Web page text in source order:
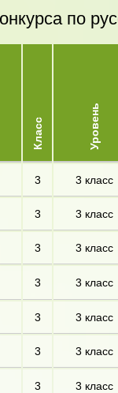
по
Класс Уровень
3 3 класс
3 3 класс
3 3 класс
3 3 класс
3 3 класс
3 3 класс
3 3 класс